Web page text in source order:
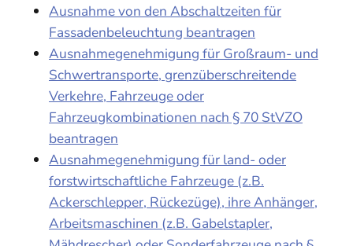
Ausnahme von den Abschaltzeiten für
Fassadenbeleuchtung beantragen
Ausnahmegenehmigung für Großraum- und
Schwertransporte, grenzüberschreitende
Verkehre, Fahrzeuge oder
Fahrzeugkombinationen nach § 70 StVZO
beantragen
Ausnahmegenehmigung für land- oder
forstwirtschaftliche Fahrzeuge (z.B.
Ackerschlepper, Rückezüge), ihre Anhänger,
Arbeitsmaschinen (z.B. Gabelstapler,